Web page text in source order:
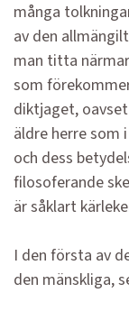
många
av den
man titta
som
diktjaget,
äldre herre som
och dess
filosoferande
är såklart
I den första av
den mänskliga,